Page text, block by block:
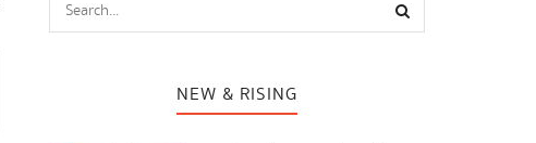
NEW & RISING